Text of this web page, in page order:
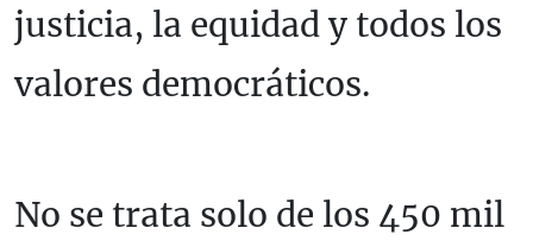
justicia, la equidad y todos los
valores democráticos.
No se trata solo de los 450 mil